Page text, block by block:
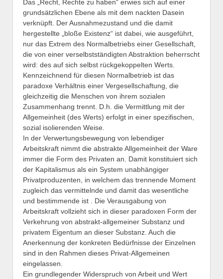
Das „Recht, Rechte zu haben“ erwies sich auf einer
grundsätzlichen Ebene als mit dem nackten Dasein
verknüpft. Der Ausnahmezustand und die damit
hergestellte „bloße Existenz“ ist dabei, wie ausgeführt,
nur das Extrem des Normalbetriebs einer Gesellschaft,
die von einer verselbstständigten Abstraktion beherrscht
wird: des auf sich selbst rückgekoppelten Werts.
Kennzeichnend für diesen Normalbetrieb ist das
paradoxe Verhältnis einer Vergesellschaftung, die
gleichzeitig die Menschen von ihrem sozialen
Zusammenhang trennt. D.h. die Vermittlung mit der
Allgemeinheit (des Werts) erfolgt in einer spezifischen,
sozial isolierenden Weise.
In der Verwertungsbewegung von lebendiger
Arbeitskraft nimmt die abstrakte Allgemeinheit der Ware
immer die Form des Privaten an. Damit konstituiert sich
der Kapitalismus als ein System unabhängiger
Privatproduzenten, in welchem das trennende Moment
zugleich das vermittelnde und damit das wesentliche
und bestimmende ist . Die Verausgabung von
Arbeitskraft vollzieht sich in dieser paradoxen Form der
Verkehrung von abstrakt-allgemeiner Substanz und
privatem Eigentum an dieser Substanz. Auch die
Anerkennung der konkreten Bedürfnisse der Einzelnen
sind in den Rahmen dieses Privat-Allgemeinen
eingelassen.
Ein grundlegender Widerspruch von Arbeit und Wert